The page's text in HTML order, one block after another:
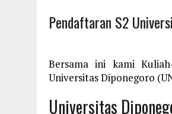
Pendaftaran S2
Bersama ini kami
Universitas Diponegoro
Universitas